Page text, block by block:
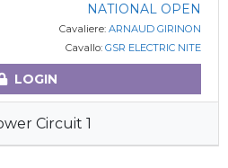
NATIONAL OPEN
Cavaliere: ARNAUD GIRINON
Cavallo: GSR ELECTRIC NITE
LOGIN
Circuit 1